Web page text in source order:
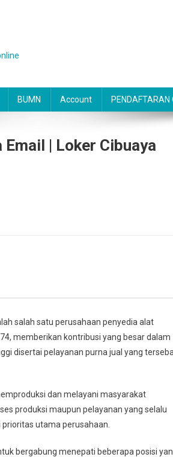
BUMN Account PENDAFTARAN
Email | Loker Cibuaya
salah satu perusahaan penyedia alat
memberikan kontribusi yang besar dalam
disertai pelayanan purna jual yang
dan melayani masyarakat
produksi maupun pelayanan yang selalu
utama perusahaan.
bergabung menepati beberapa posisi